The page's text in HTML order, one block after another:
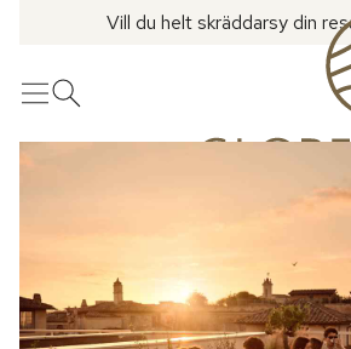
Vill du helt skräddarsy din
MenyÖppna sök